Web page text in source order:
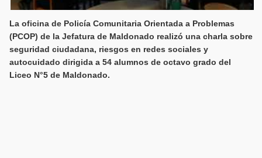
La oficina de Policía Comunitaria Orientada a Problemas
(PCOP) de la Jefatura de Maldonado realizó una charla sobre
seguridad ciudadana, riesgos en redes sociales y
autocuidado dirigida a 54 alumnos de octavo grado del
Liceo N°5 de Maldonado.